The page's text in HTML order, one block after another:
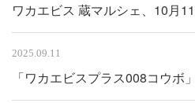
ワカエビス 蔵マルシェ、10月
2025.09.11
「ワカエビスプラス008コウボ